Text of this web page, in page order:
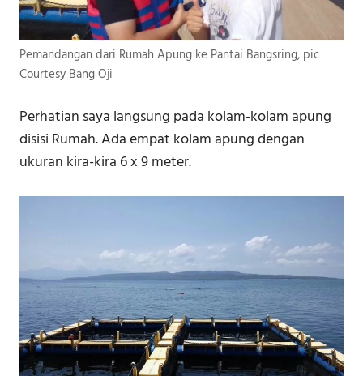
Pemandangan dari Rumah Apung ke Pantai Bangsring, pic
Courtesy Bang Oji
Perhatian saya langsung pada kolam-kolam apung
disisi Rumah. Ada empat kolam apung dengan
ukuran kira-kira 6 x 9 meter.